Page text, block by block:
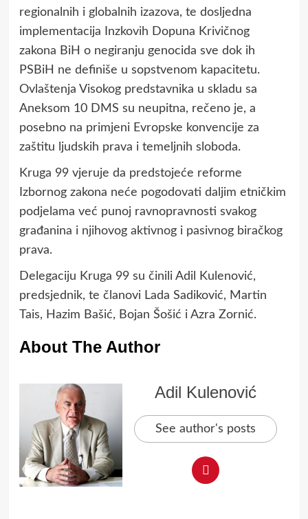
regionalnih i globalnih izazova, te dosljedna
implementacija Inzkovih Dopuna Krivičnog
zakona BiH o negiranju genocida sve dok ih
PSBiH ne definiše u sopstvenom kapacitetu.
Ovlaštenja Visokog predstavnika u skladu sa
Aneksom 10 DMS su neupitna, rečeno je, a
posebno na primjeni Evropske konvencije za
zaštitu ljudskih prava i temeljnih sloboda.
Kruga 99 vjeruje da predstojeće reforme
Izbornog zakona neće pogodovati daljim etničkim
podjelama već punoj ravnopravnosti svakog
građanina i njihovog aktivnog i pasivnog biračkog
prava.
Delegaciju Kruga 99 su činili Adil Kulenović,
predsjednik, te članovi Lada Sadiković, Martin
Tais, Hazim Bašić, Bojan Šošić i Azra Zornić.
About The Author
Adil Kulenović
See author's posts